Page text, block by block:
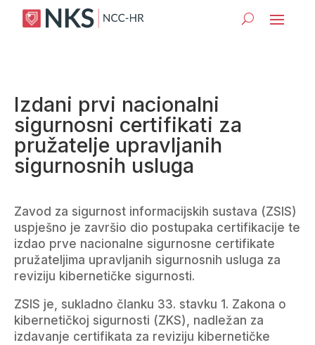
Izdani prvi nacionalni
sigurnosni certifikati za
pružatelje upravljanih
sigurnosnih usluga
Zavod za sigurnost informacijskih sustava (ZSIS)
uspješno je završio dio postupaka certifikacije te
izdao prve nacionalne sigurnosne certifikate
pružateljima upravljanih sigurnosnih usluga za
reviziju kibernetičke sigurnosti.
ZSIS je, sukladno članku 33. stavku 1. Zakona o
kibernetičkoj sigurnosti (ZKS), nadležan za
izdavanje certifikata za reviziju kibernetičke